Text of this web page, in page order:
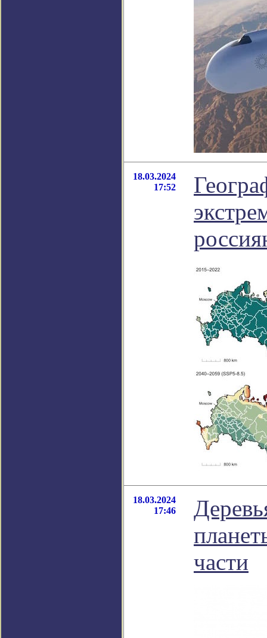
18.03.2024
17:52
18.03.2024
17:46
части